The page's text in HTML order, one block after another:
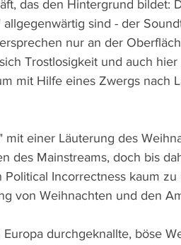
das den Hintergrund bildet:
allgegenwärtig sind - der
nur an der
Trostlosigkeit und auch
mit Hilfe eines Zwergs nach
mit einer Läuterung des
des Mainstreams, doch bis
Political Incorrectness kaum
von Weihnachten und den
Europa durchgeknallte, böse